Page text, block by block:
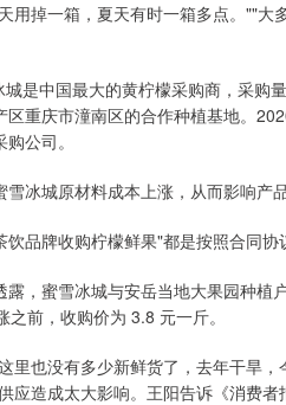
用掉一箱，夏天有时一箱多点。""大
是中国最大的黄柠檬采购商，采购
重庆市潼南区的合作种植基地。
公司。
冰城原材料成本上涨，从而影响产
品牌收购柠檬鲜果"都是按照合同
，蜜雪冰城与安岳当地大果园种植
前，收购价为 3.8 元一斤。
里也没有多少新鲜货了，去年干旱
应造成太大影响。王阳告诉《消费